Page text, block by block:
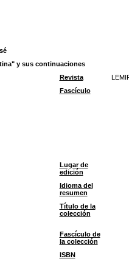
y sus continuaciones
Revista
Fascículo
Lugar de
edición
Idioma del
resumen
Título de la
colección
Fascículo de
la colección
ISBN